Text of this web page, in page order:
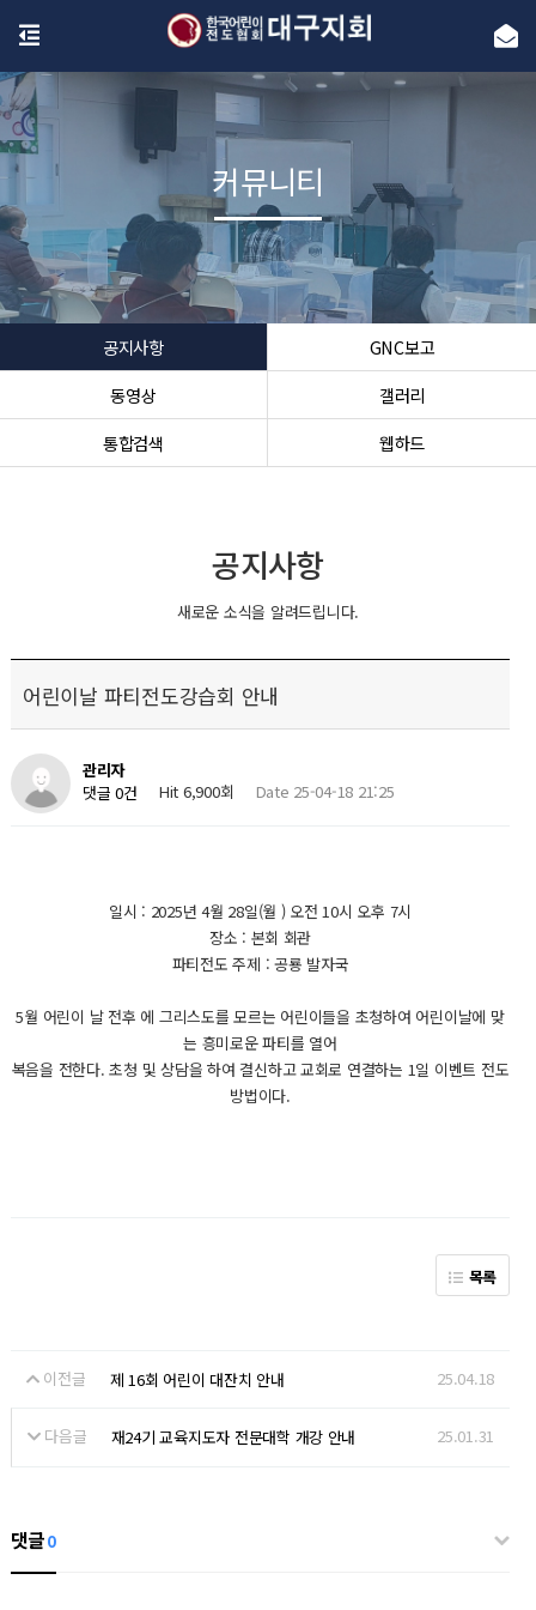
공지사항
GNC보고
동영상
갤러리
통합검색
웹하드
커뮤니티
공지사항
새로운 소식을 알려드립니다.
어린이날 파티전도강습회 안내
관리자
댓글 0건
Hit 6,900회 Date 25-04-18 21:25
일시 : 2025년 4월 28일(월 ) 오전 10시 오후 7시
장소 : 본회 회관
파티전도 주제 : 공룡 발자국
5월 어린이 날 전후 에 그리스도를 모르는 어린이들을 초청하여 어린이날에 맞
는 흥미로운 파티를 열어
복음을 전한다. 초청 및 상담을 하여 결신하고 교회로 연결하는 1일 이벤트 전도
방법이다.
목록
이전글 제 16회 어린이 대잔치 안내 25.04.18
다음글 재24기 교육지도자 전문대학 개강 안내 25.01.31
댓글0